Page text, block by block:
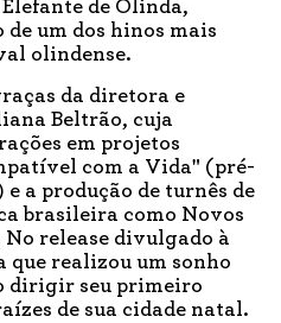
de Olinda,
de um dos hinos mais
olindense.
da diretora e
Beltrão, cuja
em projetos
com a Vida" (pré-
a produção de turnês de
brasileira como Novos
No release divulgado à
realizou um sonho
dirigir seu primeiro
de sua cidade natal.